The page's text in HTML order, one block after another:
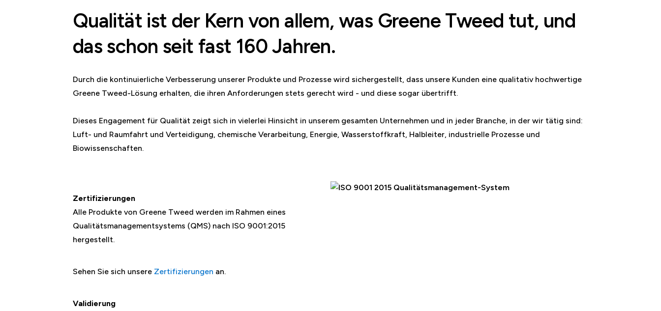
Qualität ist der Kern von allem, was Greene Tweed tut, und
das schon seit fast 160 Jahren.
Durch die kontinuierliche Verbesserung unserer Produkte und Prozesse wird sichergestellt, dass unsere Kunden eine qualitativ hochwertige
Greene Tweed-Lösung erhalten, die ihren Anforderungen stets gerecht wird - und diese sogar übertrifft.
Dieses Engagement für Qualität zeigt sich in vielerlei Hinsicht in unserem gesamten Unternehmen und in jeder Branche, in der wir tätig sind:
Luft- und Raumfahrt und Verteidigung, chemische Verarbeitung, Energie, Wasserstoffkraft, Halbleiter, industrielle Prozesse und
Biowissenschaften.
Zertifizierungen
Alle Produkte von Greene Tweed werden im Rahmen eines
Qualitätsmanagementsystems (QMS) nach ISO 9001:2015
hergestellt.
Sehen Sie sich unsere Zertifizierungen an.
Validierung